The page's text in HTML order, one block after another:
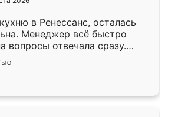
заказывать только здесь.
в Ренессанс, осталась
Менеджер всё быстро
вопросы отвечала сразу.
в субботу, подошёл к
ответственностью. Собрали
работали аккуратно, даже